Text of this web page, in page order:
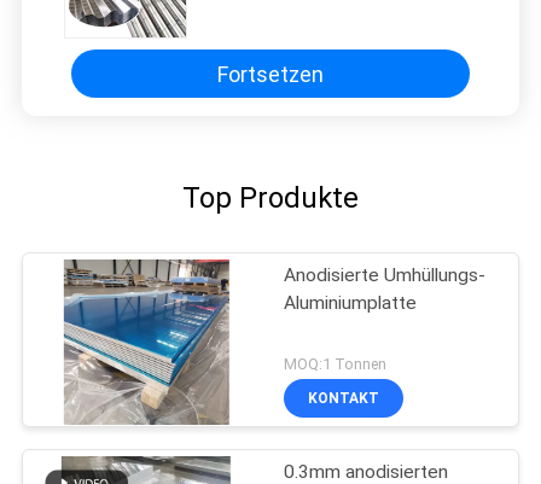
Fortsetzen
Top Produkte
Anodisierte Umhüllungs-
Aluminiumplatte
MOQ:1 Tonnen
KONTAKT
0.3mm anodisierten